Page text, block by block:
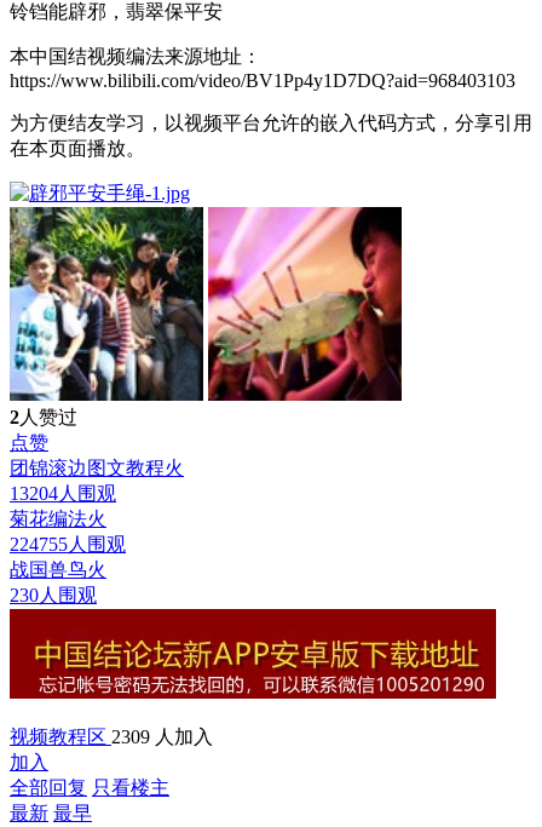
铃铛能辟邪，翡翠保平安
本中国结视频编法来源地址：
https://www.bilibili.com/video/BV1Pp4y1D7DQ?aid=968403103
为方便结友学习，以视频平台允许的嵌入代码方式，分享引用
在本页面播放。
2人赞过
点赞
团锦滚边图文教程火
13204人围观
菊花编法火
224755人围观
战国兽鸟火
230人围观
视频教程区 2309 人加入
加入
全部回复 只看楼主
最新 最早